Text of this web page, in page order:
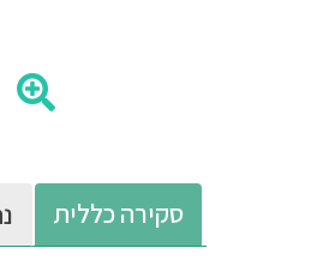
סקירה כללית